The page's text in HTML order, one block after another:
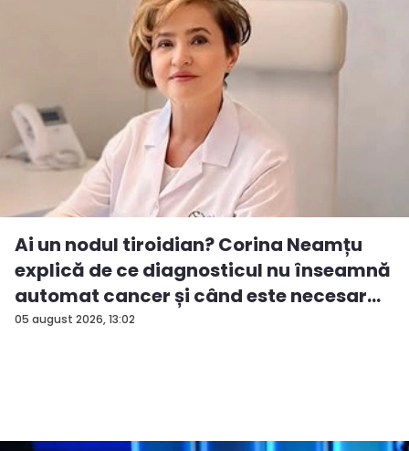
05 august 2026, 13:02
Ai un nodul tiroidian? Corina Neamțu
explică de ce diagnosticul nu înseamnă
automat cancer și când este necesar...